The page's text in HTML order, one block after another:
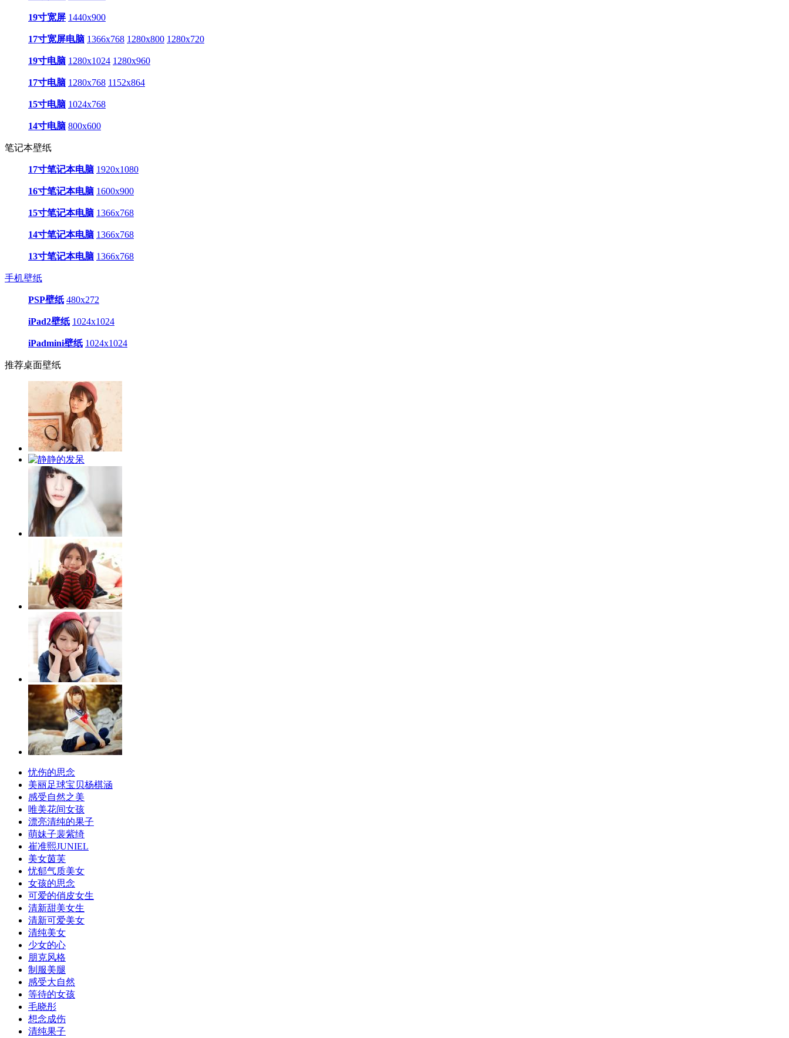
19寸宽屏 1440x900
17寸宽屏电脑 1366x768 1280x800 1280x720
19寸电脑 1280x1024 1280x960
17寸电脑 1280x768 1152x864
15寸电脑 1024x768
14寸电脑 800x600
笔记本壁纸
17寸笔记本电脑 1920x1080
16寸笔记本电脑 1600x900
15寸笔记本电脑 1366x768
14寸笔记本电脑 1366x768
13寸笔记本电脑 1366x768
手机壁纸
PSP壁纸 480x272
iPad2壁纸 1024x1024
iPadmini壁纸 1024x1024
推荐桌面壁纸
忧伤的思念
美丽足球宝贝杨棋涵
感受自然之美
唯美花间女孩
漂亮清纯的果子
萌妹子裴紫绮
崔准熙JUNIEL
美女茵芙
忧郁气质美女
女孩的思念
可爱的俏皮女生
清新甜美女生
清新可爱美女
清纯美女
少女的心
朋克风格
制服美腿
感受大自然
等待的女孩
毛晓彤
想念成伤
清纯果子